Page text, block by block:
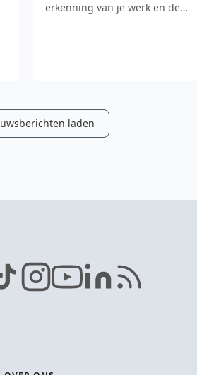
erkenning van je werk en de
laden